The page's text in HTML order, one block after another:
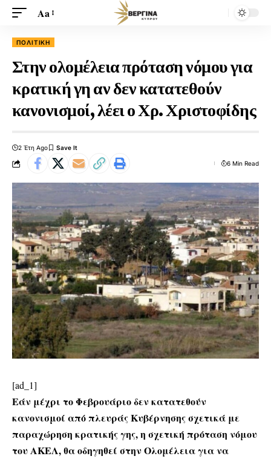
Aa
ΠΟΛΙΤΙΚΉ
Στην ολομέλεια πρόταση νόμου για
κρατική γη αν δεν κατατεθούν
κανονισμοί, λέει ο Χρ. Χριστοφίδης
2 Έτη Ago
6 Min Read
[ad_1]
Εάν μέχρι το Φεβρουάριο δεν κατατεθούν
κανονισμοί από πλευράς Κυβέρνησης σχετικά με
παραχώρηση κρατικής γης, η σχετική πρόταση νόμου
του ΑΚΕΛ, θα οδηγηθεί στην Ολομέλεια για να